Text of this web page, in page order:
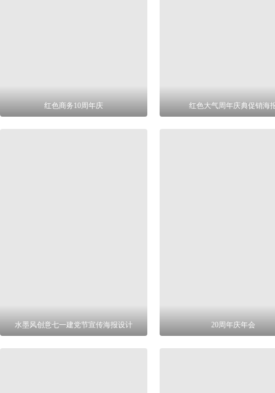
红色商务10周年庆 红色大气周年庆典促销海
水墨风创意七一建党节宣传海报设计 20周年庆年会